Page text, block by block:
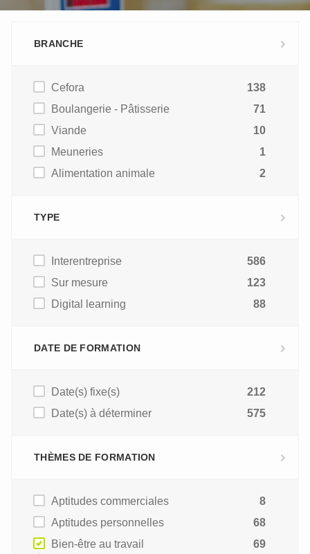
BRANCHE
Cefora
138
Boulangerie - Pâtisserie
71
Viande
10
Meuneries
1
Alimentation animale
2
TYPE
Interentreprise
586
Sur mesure
123
Digital learning
88
DATE DE FORMATION
Date(s) fixe(s)
212
Date(s) à déterminer
575
THÈMES DE FORMATION
Aptitudes commerciales
8
Aptitudes personnelles
68
Bien-être au travail
69